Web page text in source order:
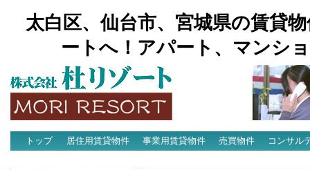
太白区、仙台市、宮城県の賃貸
ートへ！アパート、マンシ
トップ 居住用賃貸物件 事業用賃貸物件 売買物件
コンサル